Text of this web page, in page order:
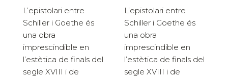
L’epistolari entre
Schiller i Goethe és
una obra
imprescindible en
l’estètica de finals del
segle XVIII i de
L’epistolari entre
Schiller i Goethe és
una obra
imprescindible en
l’estètica de finals del
segle XVIII i de